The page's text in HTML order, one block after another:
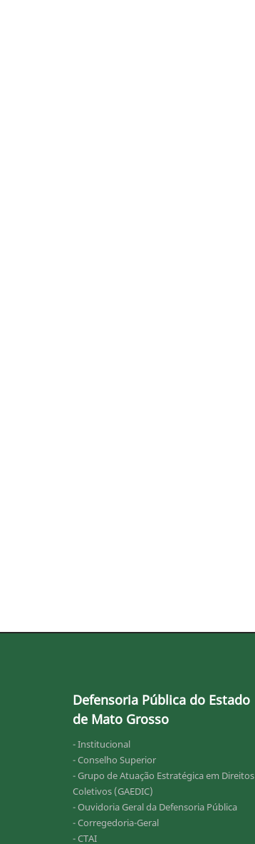
Defensoria Pública do Estado
de Mato Grosso
- Institucional
- Conselho Superior
- Grupo de Atuação Estratégica em Direitos
Coletivos (GAEDIC)
- Ouvidoria Geral da Defensoria Pública
- Corregedoria-Geral
- CTAI